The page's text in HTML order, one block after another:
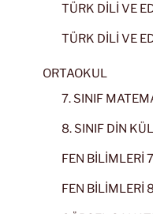
TÜRK DİLİ VE
TÜRK DİLİ VE
ORTAOKUL
7. SINIF
8. SINIF DİN
FEN BİLİMLERİ
FEN BİLİMLERİ